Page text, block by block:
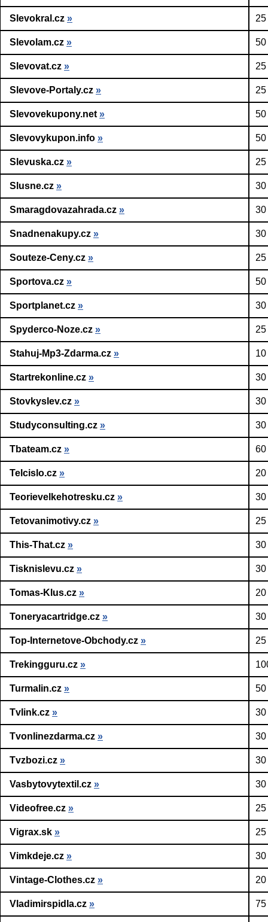
Slevokral.cz »
Slevolam.cz » 50
Slevovat.cz »
Slevove-Portaly.cz »
Slevovekupony.net » 50
Slevovykupon.info » 50
Slevuska.cz »
Slusne.cz » 30
Smaragdovazahrada.cz » 30
Snadnenakupy.cz » 30
Souteze-Ceny.cz »
Sportova.cz » 50
Sportplanet.cz » 30
Spyderco-Noze.cz »
Stahuj-Mp3-Zdarma.cz »
Startrekonline.cz » 30
Stovkyslev.cz » 30
Studyconsulting.cz » 30
Tbateam.cz » 60
Telcislo.cz »
Teorievelkehotresku.cz » 30
Tetovanimotivy.cz »
This-That.cz » 30
Tisknislevu.cz » 30
Tomas-Klus.cz »
Toneryacartridge.cz » 30
Top-Internetove-Obchody.cz »
Trekingguru.cz »
Turmalin.cz » 50
Tvlink.cz » 30
Tvonlinezdarma.cz » 30
Tvzbozi.cz » 30
Vasbytovytextil.cz » 30
Videofree.cz »
Vigrax.sk »
Vimkdeje.cz » 30
Vintage-Clothes.cz »
Vladimirspidla.cz » 75